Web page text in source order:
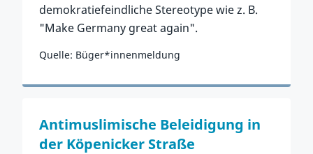
demokratiefeindliche Stereotype wie z. B.
"Make Germany great again".
Quelle: Büger*innenmeldung
Zum Vorfall
Antimuslimische Beleidigung in
der Köpenicker Straße